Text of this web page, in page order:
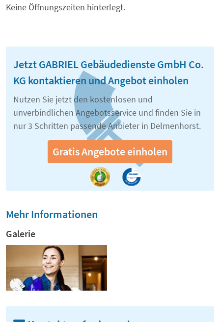
Keine Öffnungszeiten hinterlegt.
Jetzt GABRIEL Gebäudedienste GmbH Co.
KG kontaktieren und Angebot einholen
Nutzen Sie jetzt den kostenlosen und
unverbindlichen Angebotsservice und finden Sie in
nur 3 Schritten passende Anbieter in Delmenhorst.
Gratis Angebote einholen
Mehr Informationen
Galerie